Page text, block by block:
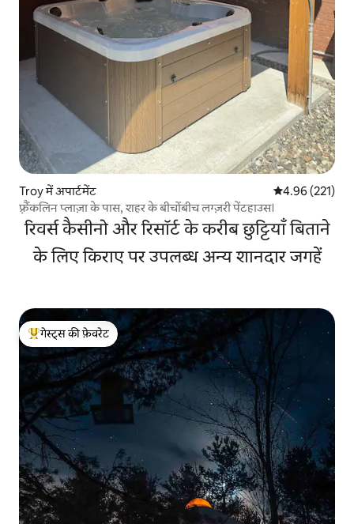
Troy में अपार्टमेंट औसत रेटिंग 5 में से
4.96 (221)
फ़्रैंकलिन प्लाज़ा के पास, शहर के बीचोंबीच लग्ज़री पेंटहाउस।
रिवर्स कैसीनो और रिसॉर्ट के करीब छुट्टियाँ बिताने
के लिए किराए पर उपलब्ध अन्य शानदार जगहें
गेस्ट्स का टॉप फ़ेवरेट
गेस्ट्स की फ़ेवरेट